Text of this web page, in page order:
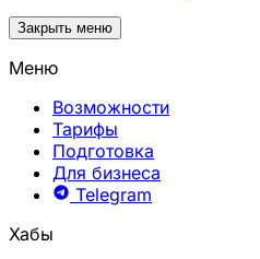
Закрыть меню
Меню
Возможности
Тарифы
Подготовка
Для бизнеса
Telegram
Хабы